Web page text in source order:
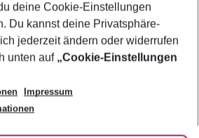
ändern
deine Cookie-Einstellungen
Du kannst deine Privatsphäre-
jederzeit ändern oder widerrufen
unten auf „Cookie-Einstellungen
Impressum